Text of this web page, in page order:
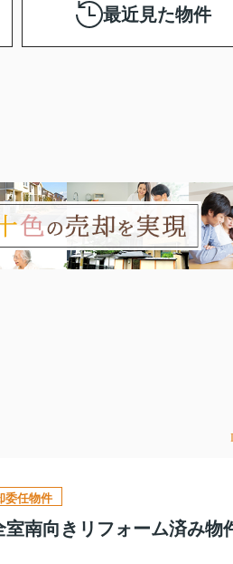
最近見た物件
任物件
南向きリフォーム済み物